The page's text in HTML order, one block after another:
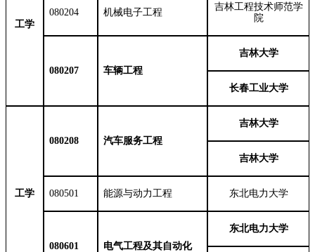
工学
080204 机械电子工程
吉林工程技术师范学
院
080207 车辆工程
吉林大学
长春工业大学
工学
080208 汽车服务工程
吉林大学
吉林大学
080501 能源与动力工程 东北电力大学
080601 电气工程及其自动化
东北电力大学